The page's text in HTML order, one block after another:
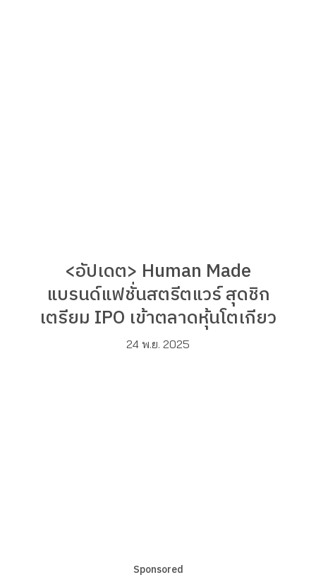
<อัปเดต> Human Made
แบรนด์แฟชั่นสตรีตแวร์ สุดชิก
เตรียม IPO เข้าตลาดหุ้นโตเกียว
24 พ.ย. 2025
Sponsored